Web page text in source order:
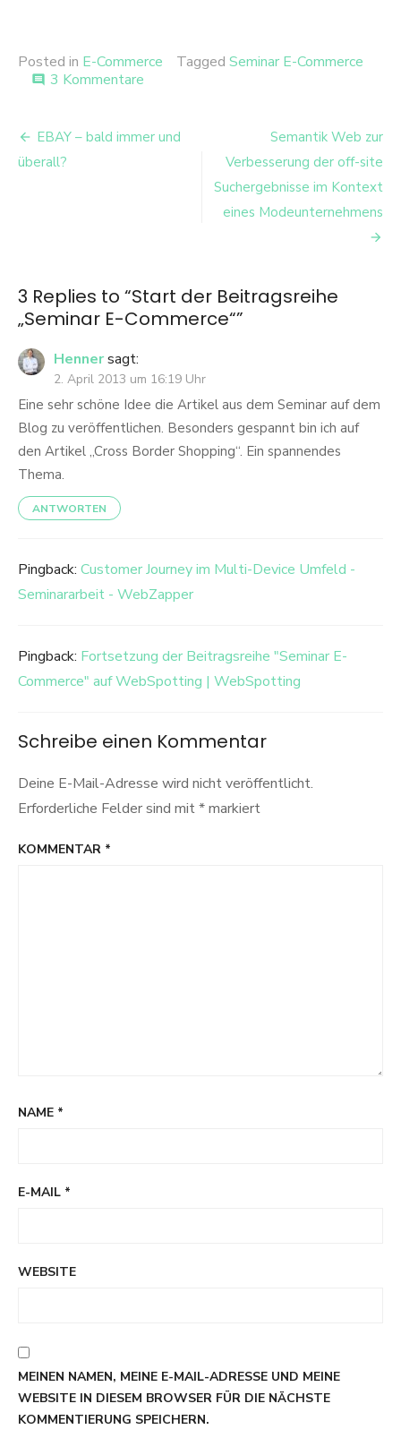
Posted in E-Commerce Tagged Seminar E-Commerce
comment 3 Kommentare
Beitragsreihe
Commerce“
Beitrags-
Navigation
EBAY – bald immer und
überall?
Semantik Web zur
Verbesserung der off-site
Suchergebnisse im Kontext
eines Modeunternehmens
3 Replies to “Start der Beitragsreihe
„Seminar E-Commerce“”
Hennersagt:
2. April 2013 um 16:19 Uhr
Eine sehr schöne Idee die Artikel aus dem Seminar auf dem
Blog zu veröffentlichen. Besonders gespannt bin ich auf
den Artikel „Cross Border Shopping“. Ein spannendes
Thema.
ANTWORTEN
Pingback: Customer Journey im Multi-Device Umfeld -
Seminararbeit - WebZapper
Pingback: Fortsetzung der Beitragsreihe "Seminar E-
Commerce" auf WebSpotting | WebSpotting
Schreibe einen Kommentar
Deine E-Mail-Adresse wird nicht veröffentlicht.
Erforderliche Felder sind mit*markiert
KOMMENTAR *
NAME *
E-MAIL *
WEBSITE
MEINEN NAMEN, MEINE E-MAIL-ADRESSE UND MEINE
WEBSITE IN DIESEM BROWSER FÜR DIE NÄCHSTE
KOMMENTIERUNG SPEICHERN.